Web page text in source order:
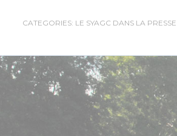
CATEGORIES: LE SYAGC DANS LA PRESSE